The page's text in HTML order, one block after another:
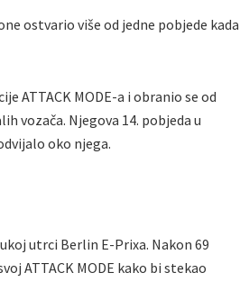
ostvario više od jedne pobjede kada
ATTACK MODE-a i obranio se od
vozača. Njegova 14. pobjeda u
oko njega.
utrci Berlin E-Prixa. Nakon 69
ATTACK MODE kako bi stekao